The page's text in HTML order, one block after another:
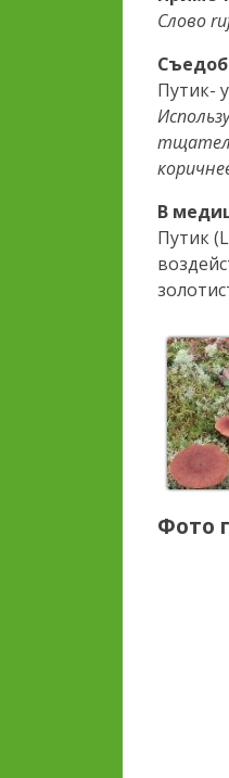
Слово
Путик- у
В
Путик
Фото